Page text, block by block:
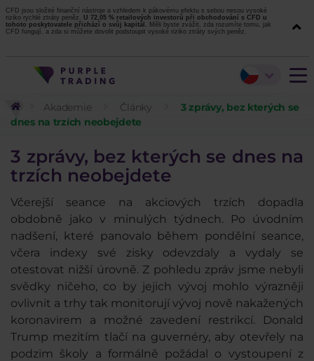
CFD jsou složité finanční nástroje a vzhledem k pákovému efektu s sebou nesou vysoké
riziko rychlé ztráty peněz. U 72,05 % retailových investorů při obchodování s CFD u
tohoto poskytovatele přichází o svůj kapitál. Měli byste zvážit, zda rozumíte tomu, jak
CFD fungují, a zda si můžete dovolit podstoupit vysoké riziko ztráty svých peněz.
Akademie Články
3 zprávy, bez kterých se
dnes na trzích neobejdete
3 zprávy, bez kterých se dnes na
trzích neobejdete
Včerejší seance na akciových trzích dopadla
obdobně jako v minulých týdnech. Po úvodním
nadšení, které panovalo během pondělní seance,
včera indexy své zisky odevzdaly a vydaly se
otestovat nižší úrovně. Z pohledu zpráv jsme nebyli
svědky ničeho, co by jejich vývoj mohlo výrazněji
ovlivnit a trhy tak monitorují vývoj nově nakažených
koronavirem a možné zavedení restrikcí. Donald
Trump mezitím tlačí na guvernéry, aby otevřely na
podzim školy a formálně požádal o vystoupení z